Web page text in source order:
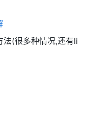
法(很多种情况,还有li